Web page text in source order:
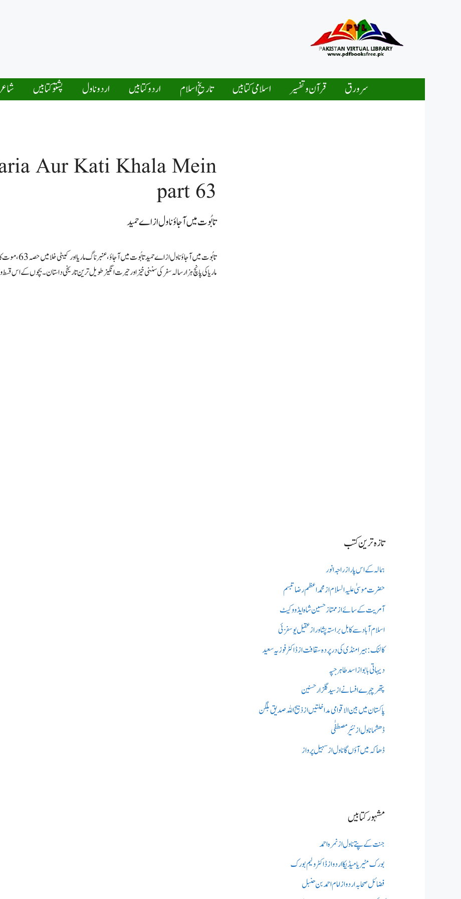
سرورق قرآن و تفسیر اسلامی کتابیں تاریخِ اسلام اردو کتابیں اردو ناول پشتو کتابیں
Aur Kati Khala Mein
part 63
تابُوت میں آجاؤناول از اےحمید
ماریا کی پانچ ہزار سالہ سفر کی سننی خیز اور حیرت انگیز طویل ترین تاریخی داستان۔ بچوں کے اس قسط
تازہ ترین کتب
ہمالہ کے اس پار از راجہ انور
حضرت موسیٰ علیہ السلام از محمد اعظم رضا تبسم
آمریت کے سائے از ممتاز حسین شاہ ایڈووکیٹ
اسلام آباد سے کابل براستہ پشاور از عقیل یوسفزئی
کالنک: ہیرا منڈی کی در پردہ سقافت از ڈاکٹر فوزیہ سعید
دیہاتی بابو از اسد طاہر جپہ
پتھر چہرے افسانے از سید گلزار حسنین
پاکستان میں بین الاقوامی مداخلتیں از ذبیح اللہ صدیق بلگن
ڈھشما ناول از نئیر مصطفٰی
ڈھاکہ میں آؤں گا ناول از سہیل پرواز
مشہور کتابیں
جنت کے پتے ناول از نمرہ احمد
بورک مٹیریا میڈیکااردو از ڈاکٹر ولیم بورک
فضائل صحابہ اردو از امام احمد بن حنبل